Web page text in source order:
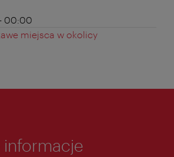
00:00
miejsca w okolicy
informacje